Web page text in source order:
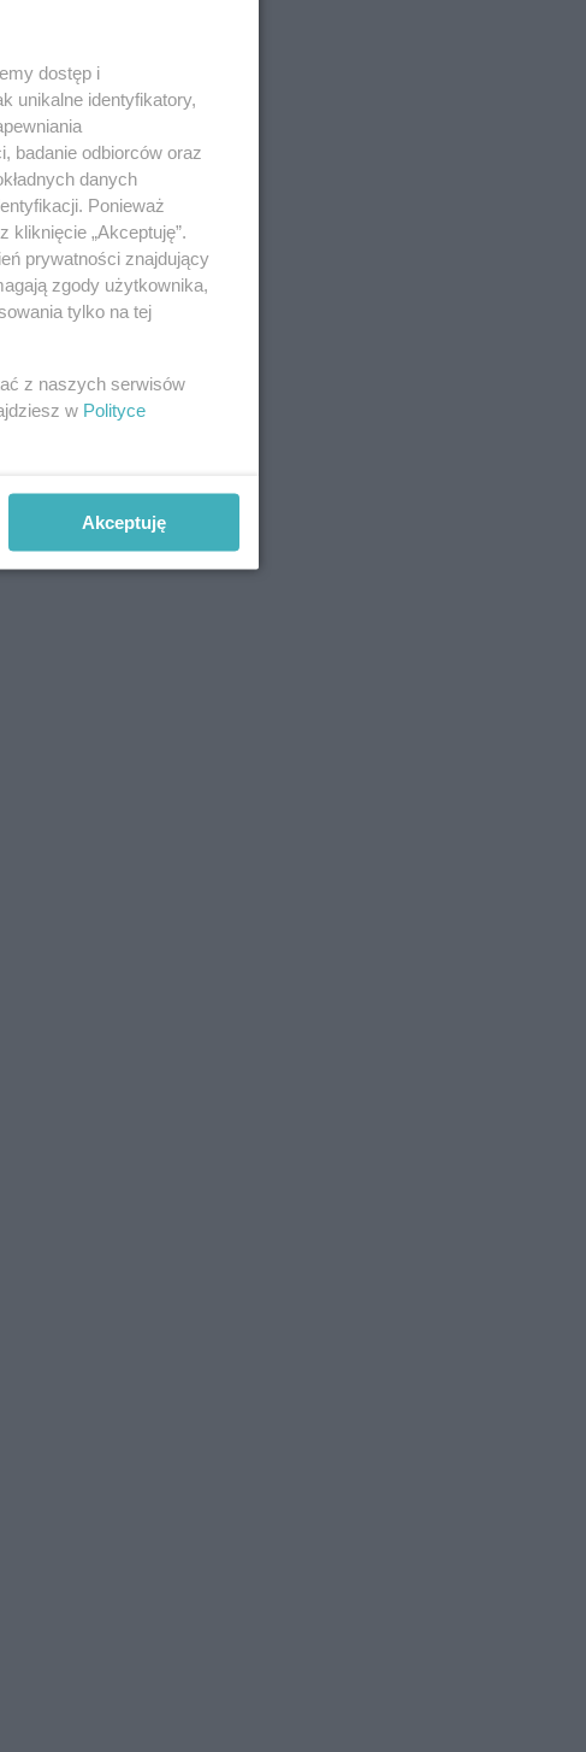
dostęp i
unikalne identyfikatory,
badanie odbiorców oraz
danych
Ponieważ
„Akceptuję”.
prywatności znajdujący
zgody użytkownika,
tylko na tej
z naszych serwisów
w Polityce
Akceptuję